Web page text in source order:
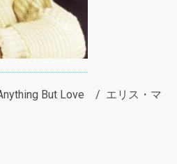
But Love / エリス・マ